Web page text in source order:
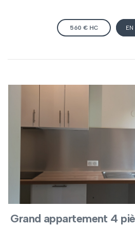
560 € HC EN
Grand appartement 4